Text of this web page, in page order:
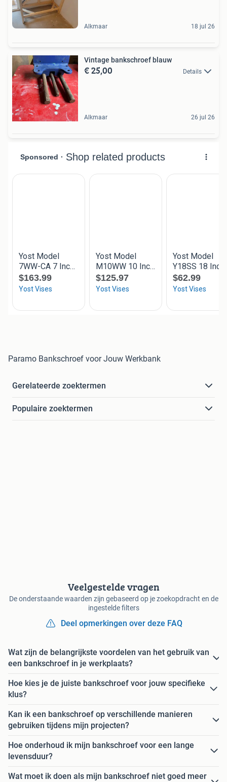
Alkmaar 18 jul 26
Vintage bankschroef blauw
€ 25,00 Details
Alkmaar 26 jul 26
Paramo Bankschroef voor Jouw Werkbank
Gerelateerde zoektermen
Populaire zoektermen
Veelgestelde vragen
De onderstaande waarden zijn gebaseerd op je zoekopdracht en de
ingestelde filters
Deel opmerkingen over deze FAQ
Wat zijn de belangrijkste voordelen van het gebruik van
een bankschroef in je werkplaats?
Hoe kies je de juiste bankschroef voor jouw specifieke
klus?
Kan ik een bankschroef op verschillende manieren
gebruiken tijdens mijn projecten?
Hoe onderhoud ik mijn bankschroef voor een lange
levensduur?
Wat moet ik doen als mijn bankschroef niet goed meer